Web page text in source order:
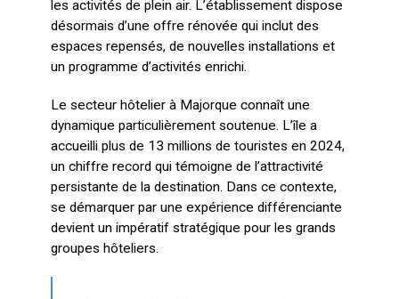
les activités de plein air. L’établissement dispose
désormais d’une offre rénovée qui inclut des
espaces repensés, de nouvelles installations et
un programme d’activités enrichi.
Le secteur hôtelier à Majorque connaît une
dynamique particulièrement soutenue. L’île a
accueilli plus de 13 millions de touristes en 2024,
un chiffre record qui témoigne de l’attractivité
persistante de la destination. Dans ce contexte,
se démarquer par une expérience différenciante
devient un impératif stratégique pour les grands
groupes hôteliers.